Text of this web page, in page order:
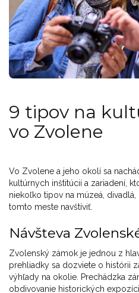
9 tipov na
vo Zvolene
Vo Zvolene a jeho okolí sa
kultúrnych inštitúcií a zariadení,
niekoľko tipov na múzeá,
tomto meste navštíviť.
Návšteva
Zvolenský zámok je jednou z
prehliadky sa dozviete o histórii
výhľady na okolie. Prechádzka
obdivovanie historických